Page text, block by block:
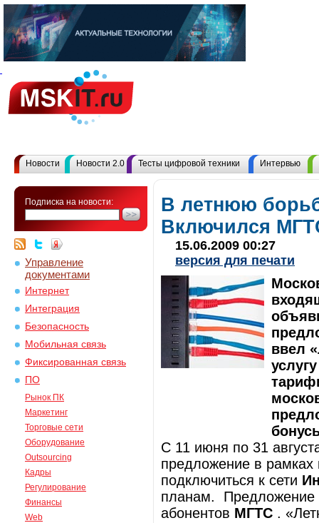
Новости Новости 2.0 Тесты цифровой техники Интервью
Подписка на новости:
Управление
документами
Интернет
Интеграция
Безопасность
Мобильная связь
Фиксированная связь
ПО
Рынок ПК
Маркетинг
Торговые сети
Оборудование
Outsourcing
Кадры
Регулирование
Финансы
Web
В летнюю
Включился
15.06.2009 00:27
версия для печати
ввел
С 11 июня по 31
предложение в рамках
подключиться к сети
планам. Предложение
абонентов МГТС .